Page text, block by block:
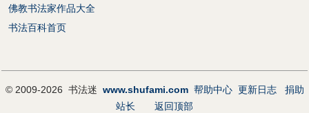
佛教书法家作品大全
书法百科首页
© 2009-2026 书法迷 www.shufami.com 帮助中心 更新日志
捐助
站长
返回顶部